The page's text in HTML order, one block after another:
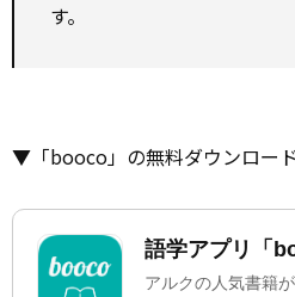
す。
▼「booco」の無料ダウンロー